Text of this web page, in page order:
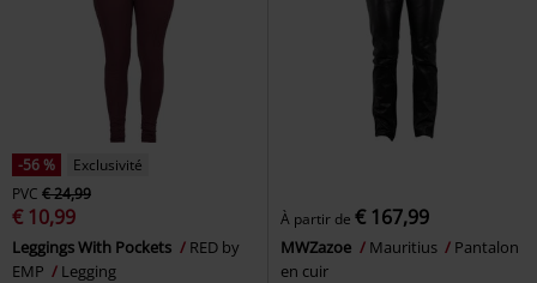
-56 %
Exclusivité
PVC € 24,99
€ 10,99
Leggings With Pockets
RED by
EMP
Legging
À partir de € 167,99
MWZazoe Mauritius
Pantalon
en cuir